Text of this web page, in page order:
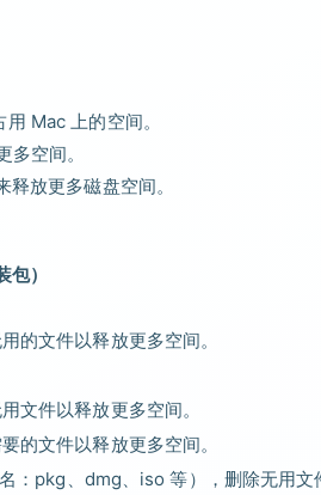
Mac 上的空间。
空间。
放更多磁盘空间。
）
的文件以释放更多空间。
文件以释放更多空间。
的文件以释放更多空间。
：pkg、dmg、iso 等），删除无用文